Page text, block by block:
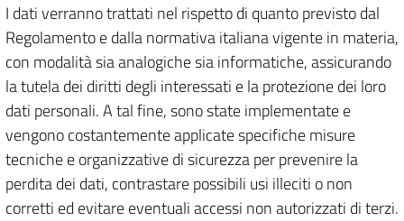
I dati verranno trattati nel rispetto di quanto previsto dal
Regolamento e dalla normativa italiana vigente in materia,
con modalità sia analogiche sia informatiche, assicurando
la tutela dei diritti degli interessati e la protezione dei loro
dati personali. A tal fine, sono state implementate e
vengono costantemente applicate specifiche misure
tecniche e organizzative di sicurezza per prevenire la
perdita dei dati, contrastare possibili usi illeciti o non
corretti ed evitare eventuali accessi non autorizzati di terzi.